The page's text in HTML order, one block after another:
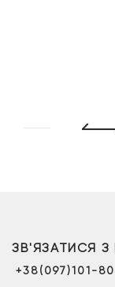
ЗВ'ЯЗАТИСЯ З
+38(097)101-